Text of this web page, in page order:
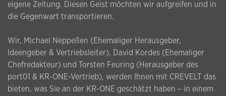
eigene Zeitung. Diesen Geist möchten wir aufgreifen und in
die Gegenwart transportieren.
Wir, Michael Neppeßen (Ehemaliger Herausgeber,
Ideengeber & Vertriebsleiter), David Kordes (Ehemaliger
Chefredakteur) und Torsten Feuring (Herausgeber des
port01 & KR-ONE-Vertrieb), werden Ihnen mit CREVELT das
bieten, was Sie an der KR-ONE geschätzt haben – in einem